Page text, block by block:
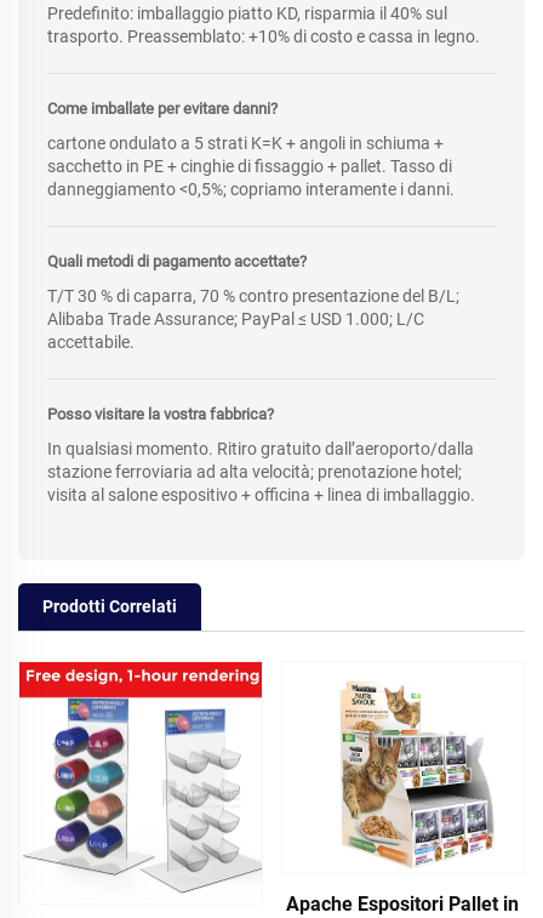
Predefinito: imballaggio piatto KD, risparmia il 40% sul
trasporto. Preassemblato: +10% di costo e cassa in legno.
Come imballate per evitare danni?
cartone ondulato a 5 strati K=K + angoli in schiuma +
sacchetto in PE + cinghie di fissaggio + pallet. Tasso di
danneggiamento <0,5%; copriamo interamente i danni.
Quali metodi di pagamento accettate?
T/T 30 % di caparra, 70 % contro presentazione del B/L;
Alibaba Trade Assurance; PayPal ≤ USD 1.000; L/C
accettabile.
Posso visitare la vostra fabbrica?
In qualsiasi momento. Ritiro gratuito dall’aeroporto/dalla
stazione ferroviaria ad alta velocità; prenotazione hotel;
visita al salone espositivo + officina + linea di imballaggio.
Prodotti Correlati
Apache Espositori Pallet in